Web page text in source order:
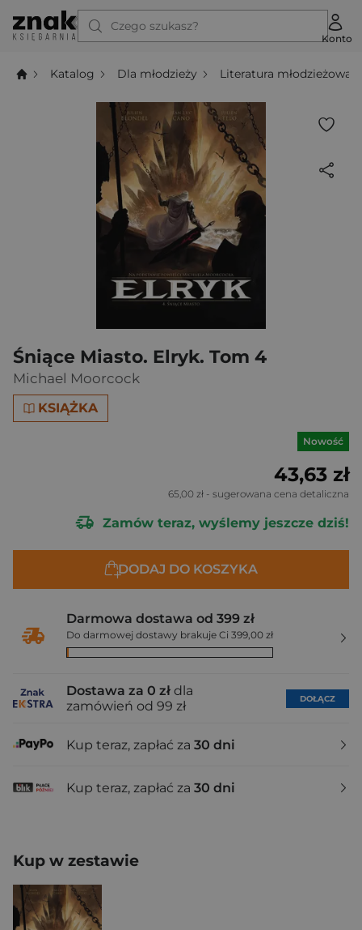
Czego szukasz?
Konto
Katalog Dla młodzieży Literatura młodzieżowa
Śniące Miasto. Elryk. Tom 4
Michael Moorcock
KSIĄŻKA
Nowość
43,63 zł
65,00 zł - sugerowana cena detaliczna
Zamów teraz, wyślemy jeszcze dziś!
DODAJ DO KOSZYKA
Darmowa dostawa od 399 zł
Do darmowej dostawy brakuje Ci 399,00 zł
Dostawa za 0 zł dla
zamówień od 99 zł
DOŁĄCZ
Kup teraz, zapłać za 30 dni
Kup teraz, zapłać za 30 dni
Kup w zestawie